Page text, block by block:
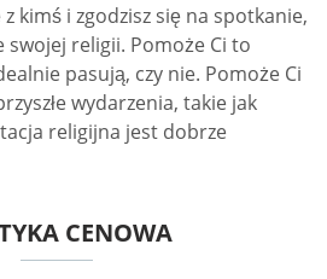
kimś i zgodzisz się na spotkanie,
religii. Pomoże Ci to
pasują, czy nie. Pomoże Ci
wydarzenia, takie jak
religijna jest dobrze
CENOWA